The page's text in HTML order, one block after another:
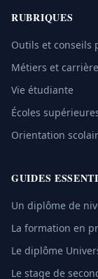
RUBRIQUES
Outils et conseils
Métiers et
Vie étudiante
Écoles
Orientation
GUIDES
Un diplôme de
La formation en
Le diplôme
Le stage de